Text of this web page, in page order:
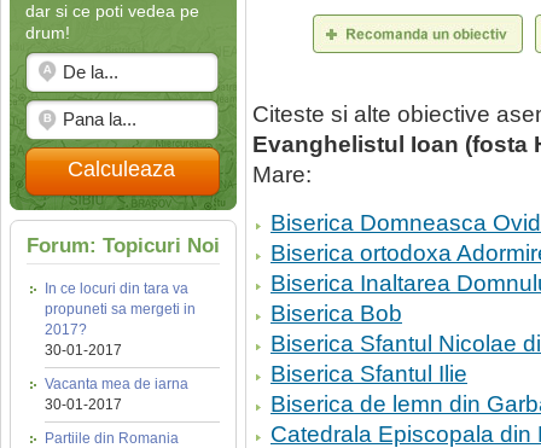
dar si ce poti vedea pe
drum!
Calculeaza
Forum: Topicuri Noi
In ce locuri din tara va
propuneti sa mergeti in
2017?
30-01-2017
Vacanta mea de iarna
30-01-2017
Partiile din Romania
Citeste si alte obiective
Evanghelistul Ioan (fosta
Mare:
Biserica Domneasca
Biserica ortodoxa
Biserica Inaltarea
Biserica Bob
Biserica Sfantul Nicolae
Biserica Sfantul Ilie
Biserica de lemn din
Catedrala Episcopala din